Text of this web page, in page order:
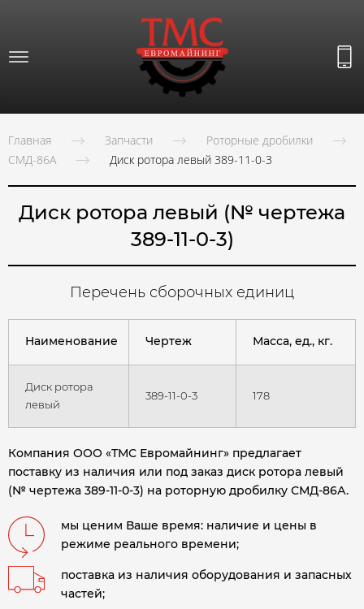
Главная Запчасти
Роторные дробилки
СМД-86А
Диск ротора левый 389-11-0-3
Диск ротора левый (№ чертежа
389-11-0-3)
Перечень сборочных единиц
Наименование Чертеж Масса, ед., кг.
Диск ротора
левый
389-11-0-3 178
Компания ООО «ТМС Евромайнинг» предлагает
поставку из наличия или под заказ диск ротора левый
(№ чертежа 389-11-0-3) на роторную дробилку СМД-86А.
мы ценим Ваше время: наличие и цены в
режиме реального времени;
поставка из наличия оборудования и запасных
частей;